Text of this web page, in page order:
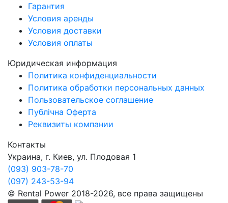
Гарантия
Условия аренды
Условия доставки
Условия оплаты
Юридическая информация
Политика конфиденциальности
Политика обработки персональных данных
Пользовательское соглашение
Публічна Оферта
Реквизиты компании
Контакты
Украина, г. Киев, ул. Плодовая 1
(093) 903-78-70
(097) 243-53-94
© Rental Power 2018-2026, все права защищены